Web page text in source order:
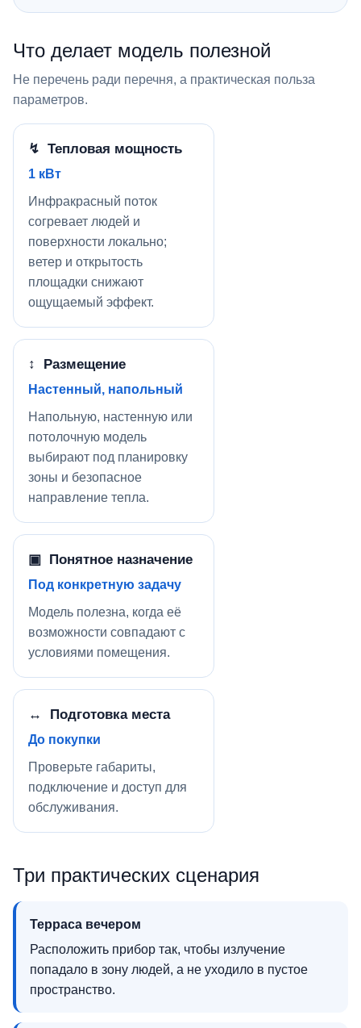
Что делает модель полезной
Не перечень ради перечня, а практическая польза
параметров.
↯ Тепловая мощность
1 кВт
Инфракрасный поток
согревает людей и
поверхности локально;
ветер и открытость
площадки снижают
ощущаемый эффект.
↕ Размещение
Настенный, напольный
Напольную, настенную или
потолочную модель
выбирают под планировку
зоны и безопасное
направление тепла.
▣ Понятное назначение
Под конкретную задачу
Модель полезна, когда её
возможности совпадают с
условиями помещения.
↔ Подготовка места
До покупки
Проверьте габариты,
подключение и доступ для
обслуживания.
Три практических сценария
Терраса вечером
Расположить прибор так, чтобы излучение
попадало в зону людей, а не уходило в пустое
пространство.